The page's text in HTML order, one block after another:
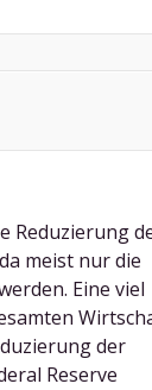
Reduzierung
meist nur die
Eine viel
der
Reserve